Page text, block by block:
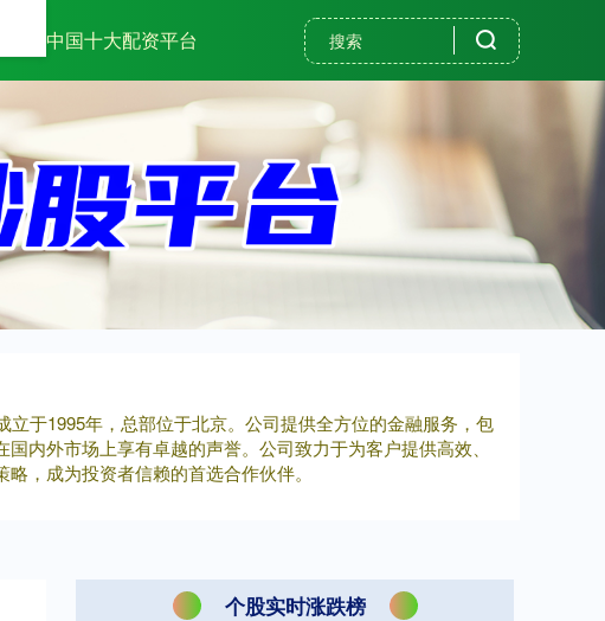
中国十大配资平台
于1995年，总部位于北京。公司提供全方位的金融服务，包
内外市场上享有卓越的声誉。公司致力于为客户提供高效、
，成为投资者信赖的首选合作伙伴。
个股实时涨跌榜